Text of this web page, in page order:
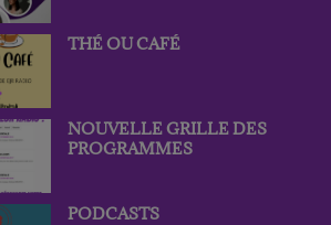
THÉ OU CAFÉ
NOUVELLE GRILLE DES
PROGRAMMES
PODCASTS